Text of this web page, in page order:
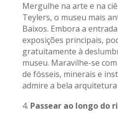
Mergulhe na arte e na
Teylers, o museu mais
Baixos. Embora a
exposições principais,
gratuitamente à
museu. Maravilhe-se
de fósseis, minerais e
admire a bela arquitetura
Passear ao longo do